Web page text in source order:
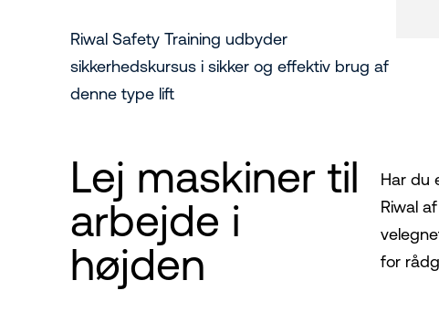
Riwal Safety Training udbyder
sikkerhedskursus i sikker og effektiv brug af
denne type lift
Lej maskiner til
arbejde i
højden
Har du
Riwal
for